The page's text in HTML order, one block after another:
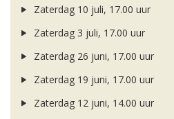
Zaterdag 10 juli, 17.00 uur
Zaterdag 3 juli, 17.00 uur
Zaterdag 26 juni, 17.00 uur
Zaterdag 19 juni, 17.00 uur
Zaterdag 12 juni, 14.00 uur